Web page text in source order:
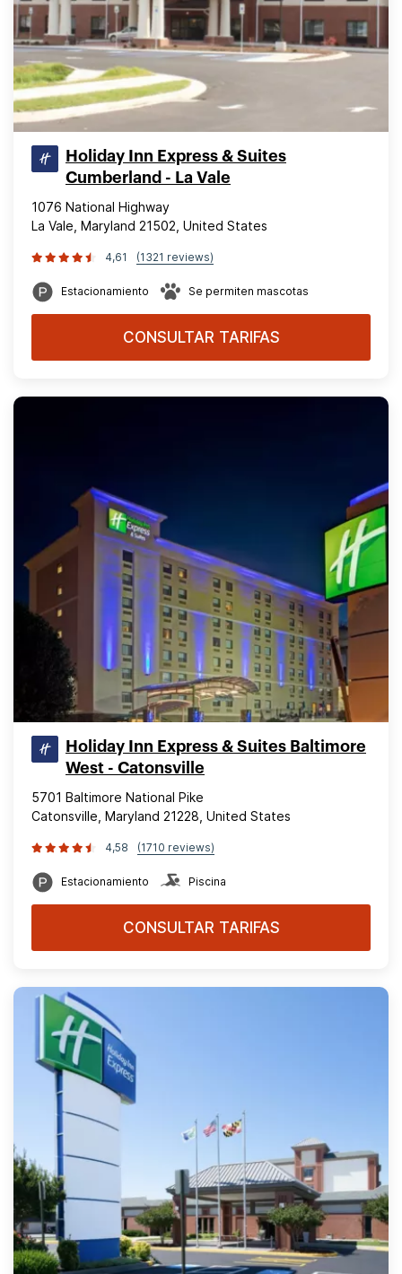
Holiday Inn Express & Suites
Cumberland - La Vale
1076 National Highway
La Vale, Maryland 21502, United States
4,61 (1321 reviews)
Estacionamiento Se permiten mascotas
CONSULTAR TARIFAS
Holiday Inn Express & Suites Baltimore
West - Catonsville
5701 Baltimore National Pike
Catonsville, Maryland 21228, United States
4,58 (1710 reviews)
Estacionamiento Piscina
CONSULTAR TARIFAS